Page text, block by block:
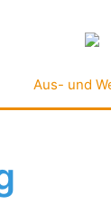
Aus- und